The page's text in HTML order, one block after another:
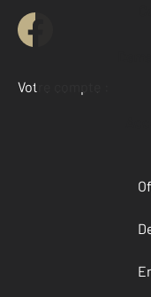
Votre compte :